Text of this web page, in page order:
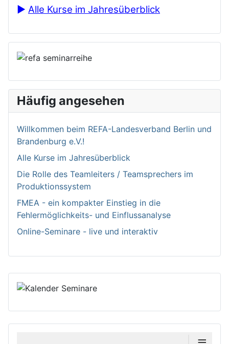
► Alle Kurse im Jahresüberblick
Häufig angesehen
Willkommen bei­m REFA-Landesverband Berlin und
Brandenburg e.V.!
Alle Kurse im Jahresüberblick
Die Rolle des Teamleiters / Teamsprechers im
Produktionssystem
FMEA - ein kompakter Einstieg in die
Fehlermöglichkeits- und Einflussanalyse
Online-Seminare - live und interaktiv